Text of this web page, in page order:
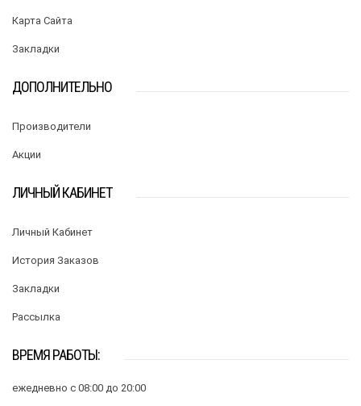
Карта Сайта
Закладки
ДОПОЛНИТЕЛЬНО
Производители
Акции
ЛИЧНЫЙ КАБИНЕТ
Личный Кабинет
История Заказов
Закладки
Рассылка
ВРЕМЯ РАБОТЫ:
ежедневно с 08:00 до 20:00